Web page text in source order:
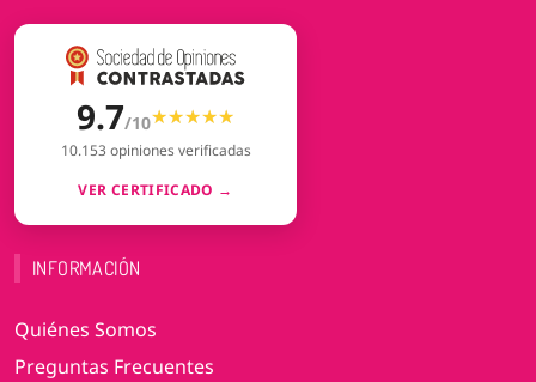
9.7/10★★★★★
★★★★★
10.153 opiniones verificadas
VER CERTIFICADO →
INFORMACIÓN
Quiénes Somos
Preguntas Frecuentes